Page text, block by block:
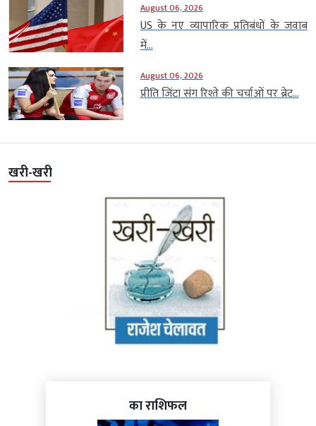
August 06, 2026
US के नए व्यापारिक प्रतिबंधों के जवाब
में...
August 06, 2026
प्रीति जिंटा संग रिश्ते की चर्चाओं पर ब्रेट...
खरी-खरी
का राशिफल